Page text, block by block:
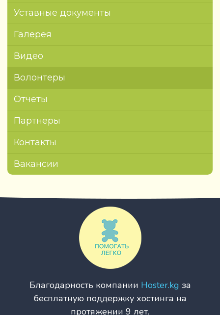
Уставные документы
Галерея
Видео
Волонтеры
Отчеты
Партнеры
Контакты
Вакансии
Благодарность компании Hoster.kg за
бесплатную поддержку хостинга на
протяжении 9 лет.